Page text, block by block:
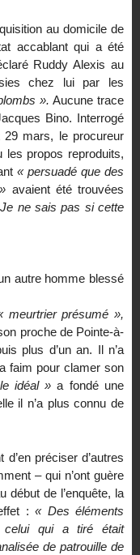
au domicile de
accablant qui a été
Ruddy Alexis au
chez lui par les
». Aucune trace
Bino. Interrogé
mars, le procureur
les propos reproduits,
« persuadé que des
avaient été trouvées
ne sais pas si cette
autre homme blessé
meurtrier présumé »,
proche de Pointe-à-
plus d’un an. Il n’a
faim pour clamer son
idéal » a fondé une
il n’a plus connu de
préciser d’autres
– qui n’ont guère
début de l’enquête, la
: « Des éléments
celui qui a tiré était
de patrouille de